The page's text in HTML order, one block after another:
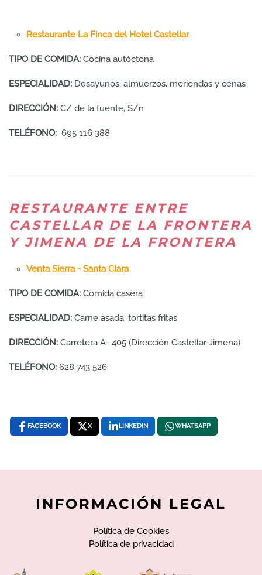
Restaurante La Finca del Hotel Castellar
TIPO DE COMIDA: Cocina autóctona
ESPECIALIDAD: Desayunos, almuerzos, meriendas y cenas
DIRECCIÓN: C/ de la fuente, S/n
TELÉFONO: 695 116 388
RESTAURANTE ENTRE
CASTELLAR DE LA FRONTERA
Y JIMENA DE LA FRONTERA
Venta Sierra - Santa Clara
TIPO DE COMIDA: Comida casera
ESPECIALIDAD: Carne asada, tortitas fritas
DIRECCIÓN: Carretera A- 405 (Dirección Castellar-Jimena)
TELÉFONO: 628 743 526
FACEBOOK X LINKEDIN WHATSAPP
INFORMACIÓN LEGAL
Política de Cookies
Política de privacidad